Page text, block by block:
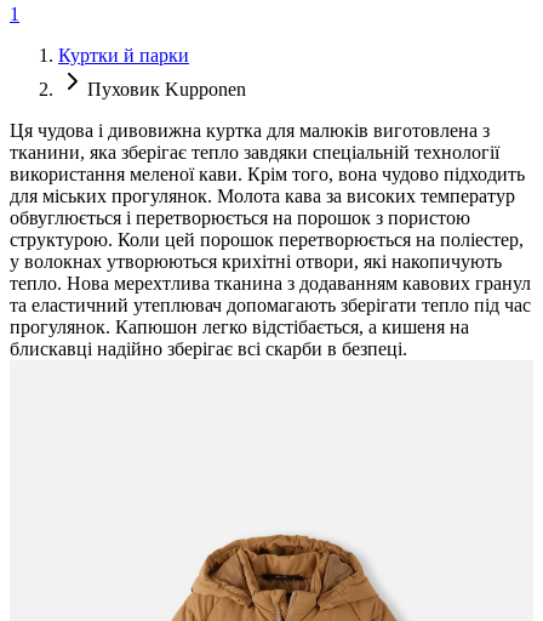
1
Куртки й парки
Пуховик Kupponen
Ця чудова і дивовижна куртка для малюків виготовлена з
тканини, яка зберігає тепло завдяки спеціальній технології
використання меленої кави. Крім того, вона чудово підходить
для міських прогулянок. Молота кава за високих температур
обвуглюється і перетворюється на порошок з пористою
структурою. Коли цей порошок перетворюється на поліестер,
у волокнах утворюються крихітні отвори, які накопичують
тепло. Нова мерехтлива тканина з додаванням кавових гранул
та еластичний утеплювач допомагають зберігати тепло під час
прогулянок. Капюшон легко відстібається, а кишеня на
блискавці надійно зберігає всі скарби в безпеці.